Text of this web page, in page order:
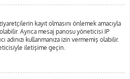
kayıt olmasını önlemek amacıyla
Ayrıca mesaj panosu yöneticisi IP
adınızı kullanmanıza izin vermemiş olabilir.
iletişime geçin.